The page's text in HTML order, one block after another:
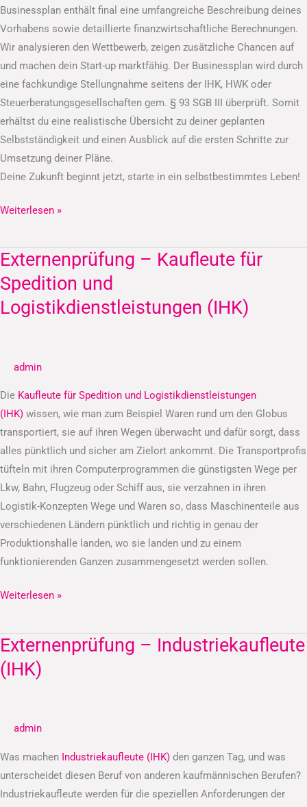
Businessplan enthält final eine umfangreiche Beschreibung deines
Vorhabens sowie detaillierte finanzwirtschaftliche Berechnungen.
Wir analysieren den Wettbewerb, zeigen zusätzliche Chancen auf
und machen dein Start-up marktfähig. Der Businessplan wird durch
eine fachkundige Stellungnahme seitens der IHK, HWK oder
Steuerberatungsgesellschaften gem. § 93 SGB III überprüft. Somit
erhältst du eine realistische Übersicht zu deiner geplanten
Selbstständigkeit und einen Ausblick auf die ersten Schritte zur
Umsetzung deiner Pläne.
Deine Zukunft beginnt jetzt, starte in ein selbstbestimmtes Leben!
Weiterlesen »
Externenprüfung – Kaufleute für
Spedition und
Logistikdienstleistungen (IHK)
admin
Die Kaufleute für Spedition und Logistikdienstleistungen
(IHK) wissen, wie man zum Beispiel Waren rund um den Globus
transportiert, sie auf ihren Wegen überwacht und dafür sorgt, dass
alles pünktlich und sicher am Zielort ankommt. Die Transportprofis
tüfteln mit ihren Computerprogrammen die günstigsten Wege per
Lkw, Bahn, Flugzeug oder Schiff aus, sie verzahnen in ihren
Logistik-Konzepten Wege und Waren so, dass Maschinenteile aus
verschiedenen Ländern pünktlich und richtig in genau der
Produktionshalle landen, wo sie landen und zu einem
funktionierenden Ganzen zusammengesetzt werden sollen.
Externenprüfung
–
Kaufleute
für
Logistikdienstleistungen
Weiterlesen »
Externenprüfung – Industriekaufleute
(IHK)
admin
Was machen Industriekaufleute (IHK) den ganzen Tag, und was
unterscheidet diesen Beruf von anderen kaufmännischen Berufen?
Industriekaufleute werden für die speziellen Anforderungen der
Externenprüfung
–
Industriekaufleute